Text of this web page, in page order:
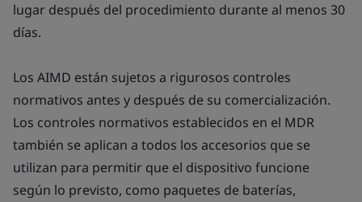
lugar después del procedimiento durante al menos 30
días.
Los AIMD están sujetos a rigurosos controles
normativos antes y después de su comercialización.
Los controles normativos establecidos en el MDR
también se aplican a todos los accesorios que se
utilizan para permitir que el dispositivo funcione
según lo previsto, como paquetes de baterías,